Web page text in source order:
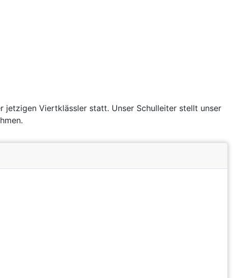
jetzigen Viertklässler statt. Unser Schulleiter stellt unser